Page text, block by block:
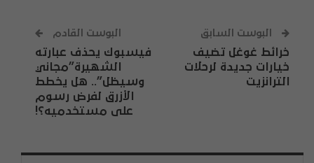
البوست السابق
خرائط غوغل تضيف
خيارات جديدة لرحلات
الترانزيت
البوست القادم
فيسبوك يحذف عبارته
الشهيرة”مجاني
وسيظل”.. هل يخطط
الأزرق لفرض رسوم
على مستخدميه؟!